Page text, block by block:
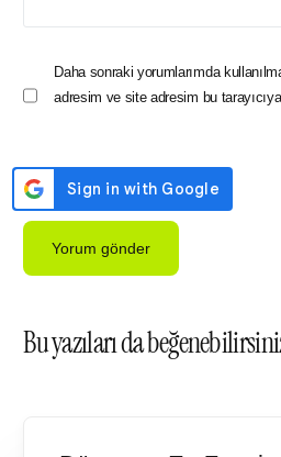
Daha sonraki yorumlarımda
adresim ve site adresim bu
Bu yazıları da